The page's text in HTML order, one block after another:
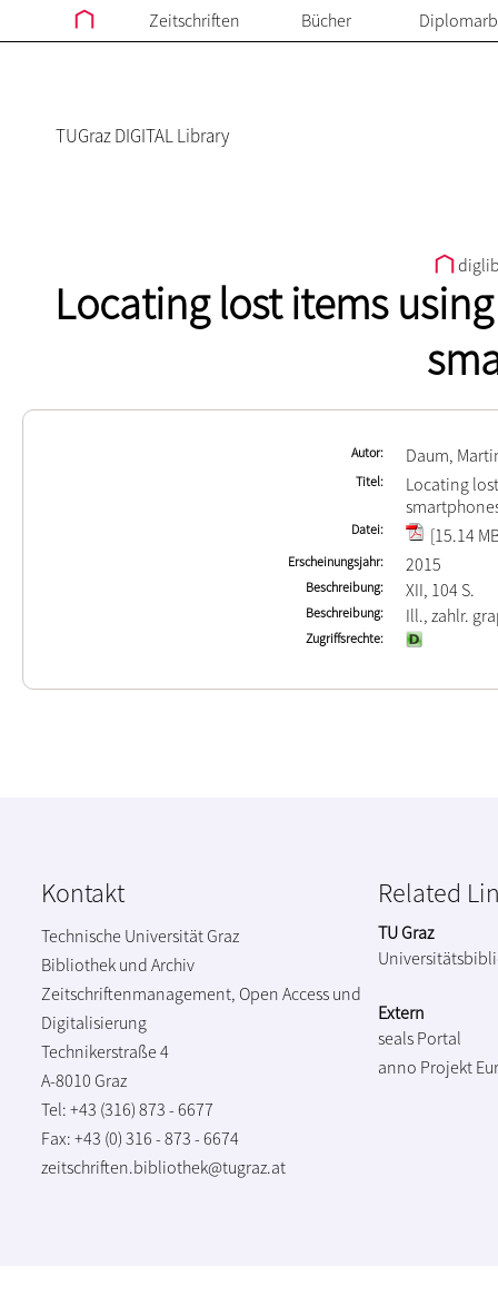
Zeitschriften Bücher
TUGraz DIGITAL Library
Locating lost items
Autor Daum,
Titel
Locating
Datei [15.14
Erscheinungsjahr 2015
Beschreibung XII, 104 S.
Beschreibung Ill., zahlr.
Zugriffsrechte
Kontakt
Technische Universität Graz
Bibliothek und Archiv
Zeitschriftenmanagement, Open Access und
Digitalisierung
Technikerstraße 4
A-8010 Graz
Tel: +43 (316) 873 - 6677
Fax: +43 (0) 316 - 873 - 6674
zeitschriften.bibliothek@tugraz.at
Related
TU Graz
Extern
seals Portal
anno Projekt